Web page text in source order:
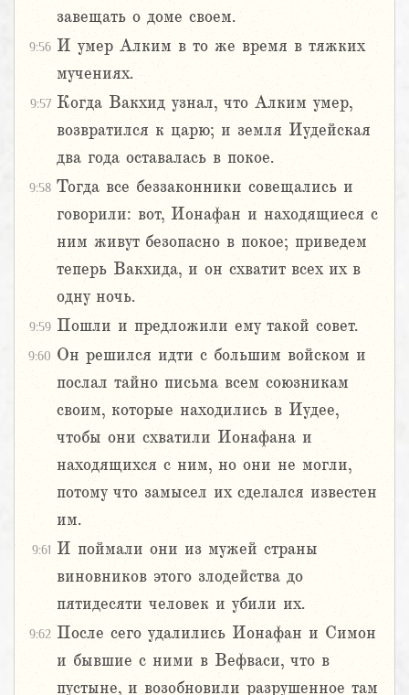
завещать о доме своем.
9:56 И умер Алким в то же время в тяжких
мучениях.
9:57 Когда Вакхид узнал, что Алким умер,
возвратился к царю; и земля Иудейская
два года оставалась в покое.
9:58 Тогда все беззаконники совещались и
говорили: вот, Ионафан и находящиеся с
ним живут безопасно в покое; приведем
теперь Вакхида, и он схватит всех их в
одну ночь.
9:59 Пошли и предложили ему такой совет.
9:60 Он решился идти с большим войском и
послал тайно письма всем союзникам
своим, которые находились в Иудее,
чтобы они схватили Ионафана и
находящихся с ним, но они не могли,
потому что замысел их сделался известен
им.
9:61 И поймали они из мужей страны
виновников этого злодейства до
пятидесяти человек и убили их.
9:62 После сего удалились Ионафан и Симон
и бывшие с ними в Вефваси, что в
пустыне, и возобновили разрушенное там